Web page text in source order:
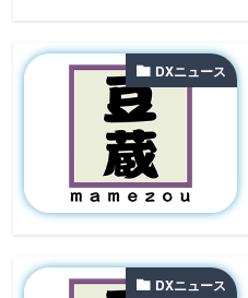
DXニュース
DXニュース